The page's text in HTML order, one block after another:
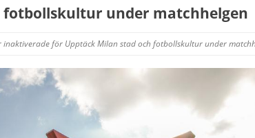
fotbollskultur under matchhelgen
inaktiveradeför Upptäck Milan stad och fotbollskultur under